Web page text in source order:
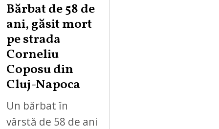
Bărbat de 58 de
ani, găsit mort
pe strada
Corneliu
Coposu din
Cluj-Napoca
Un bărbat în
vârstă de 58 de ani